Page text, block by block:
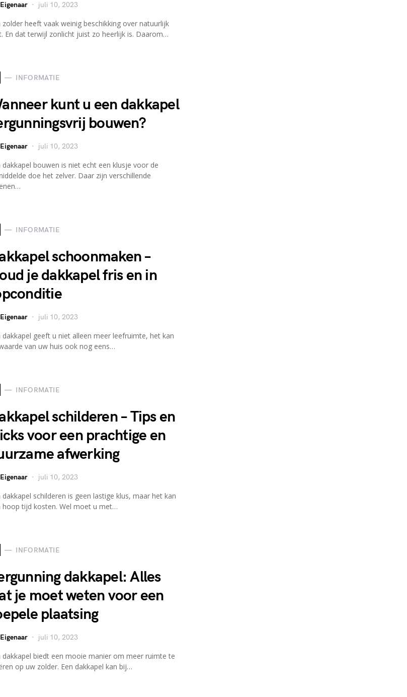
Eigenaar juli 10, 2023
zolder heeft vaak weinig beschikking over natuurlijk
En dat terwijl zonlicht juist zo heerlijk is. Daarom…
INFORMATIE
kunt u een dakkapel
bouwen?
Eigenaar juli 10, 2023
dakkapel bouwen is niet echt een klusje voor de
doe het zelver. Daar zijn verschillende
INFORMATIE
schoonmaken –
je dakkapel fris en in
Eigenaar juli 10, 2023
dakkapel geeft u niet alleen meer leefruimte, het kan
van uw huis ook nog eens…
INFORMATIE
schilderen – Tips en
voor een prachtige en
afwerking
Eigenaar juli 10, 2023
dakkapel schilderen is geen lastige klus, maar het kan
hoop tijd kosten. Wel moet u met…
INFORMATIE
dakkapel: Alles
je moet weten voor een
plaatsing
Eigenaar juli 10, 2023
dakkapel biedt een mooie manier om meer ruimte te
op uw zolder. Een dakkapel kan bij…